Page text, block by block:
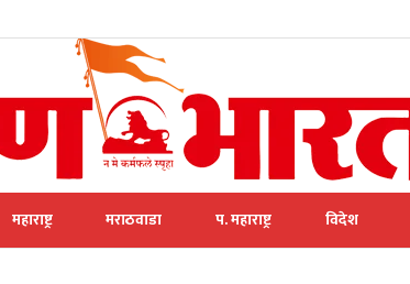
महाराष्ट्र मराठवाडा प. महाराष्ट्र विदेश